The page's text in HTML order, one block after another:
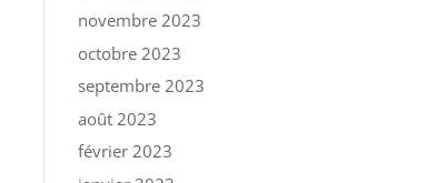
novembre 2023
octobre 2023
septembre 2023
août 2023
février 2023